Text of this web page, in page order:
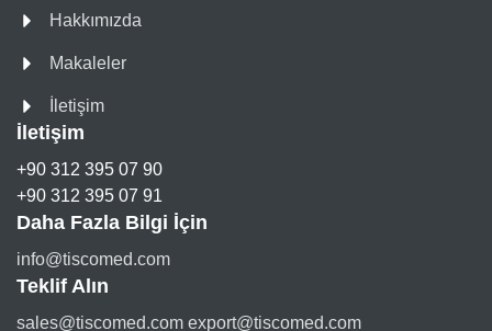
Hakkımızda
Makaleler
İletişim
İletişim
+90 312 395 07 90
+90 312 395 07 91
Daha Fazla Bilgi İçin
info@tiscomed.com
Teklif Alın
sales@tiscomed.com export@tiscomed.com